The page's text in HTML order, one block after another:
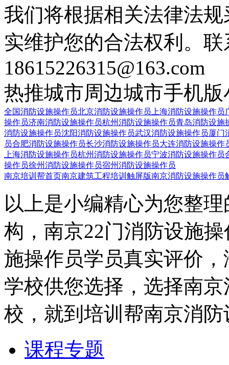
我们将根据相关法律法
实维护您的合法权利。
18615226315@163.com
热推城市周边城市手机版
全国消防设施操作员北京消防设施操作员 上海消防设施操作员
操作员济南消防设施操作员杭州消防设施操作员青岛消防设施
消防设施操作员沈阳消防设施操作员武汉消防设施操作员厦门
员合肥消防设施操作员长沙消防设施操作员大连消防设施操作
上海消防设施操作员杭州消防设施操作员宁波消防设施操作员
操作员徐州消防设施操作员宿州消防设施操作员
南京培训帮首页南京建筑工程培训触屏版南京消防设施操作员
以上是小编精心为您整
构，南京22门消防设施
施操作员学员真实评价
学校供您选择，选择南
校，就到培训帮南京消
课程专题